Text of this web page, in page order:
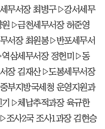
무서장 최병구▷강서세무
▷금천세무서장 허준영
서장 최원봉▷반포세무서
삼세무서장 정헌미▷동
장 김재산▷도봉세무서장
부지방국세청 운영지원과
▷체납추적과장 육규한
조사2국 조사1과장 김현승